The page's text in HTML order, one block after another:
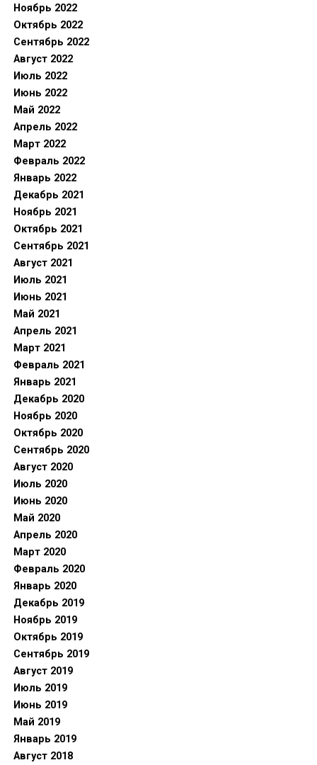
Ноябрь 2022
Октябрь 2022
Сентябрь 2022
Август 2022
Июль 2022
Июнь 2022
Май 2022
Апрель 2022
Март 2022
Февраль 2022
Январь 2022
Декабрь 2021
Ноябрь 2021
Октябрь 2021
Сентябрь 2021
Август 2021
Июль 2021
Июнь 2021
Май 2021
Апрель 2021
Март 2021
Февраль 2021
Январь 2021
Декабрь 2020
Ноябрь 2020
Октябрь 2020
Сентябрь 2020
Август 2020
Июль 2020
Июнь 2020
Май 2020
Апрель 2020
Март 2020
Февраль 2020
Январь 2020
Декабрь 2019
Ноябрь 2019
Октябрь 2019
Сентябрь 2019
Август 2019
Июль 2019
Июнь 2019
Май 2019
Январь 2019
Август 2018